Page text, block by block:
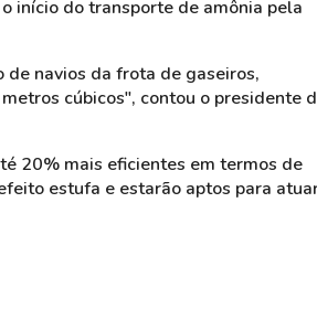
início do transporte de amônia pela
de navios da frota de gaseiros,
cúbicos", contou o presidente
20% mais eficientes em termos de
estufa e estarão aptos para